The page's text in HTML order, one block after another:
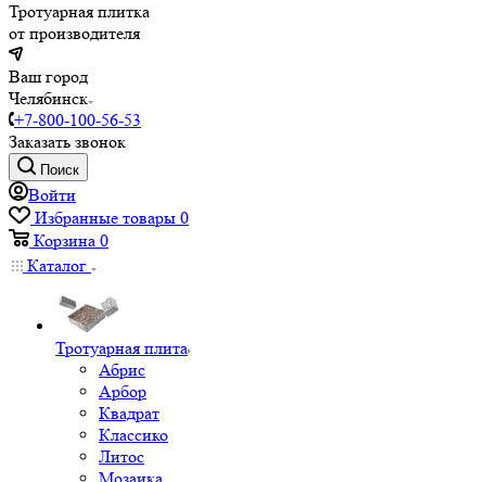
Тротуарная плитка
от производителя
Ваш город
Челябинск
+7-800-100-56-53
Заказать звонок
Поиск
Войти
Избранные товары 0
Корзина 0
Каталог
Тротуарная плита
Абрис
Арбор
Квадрат
Классико
Литос